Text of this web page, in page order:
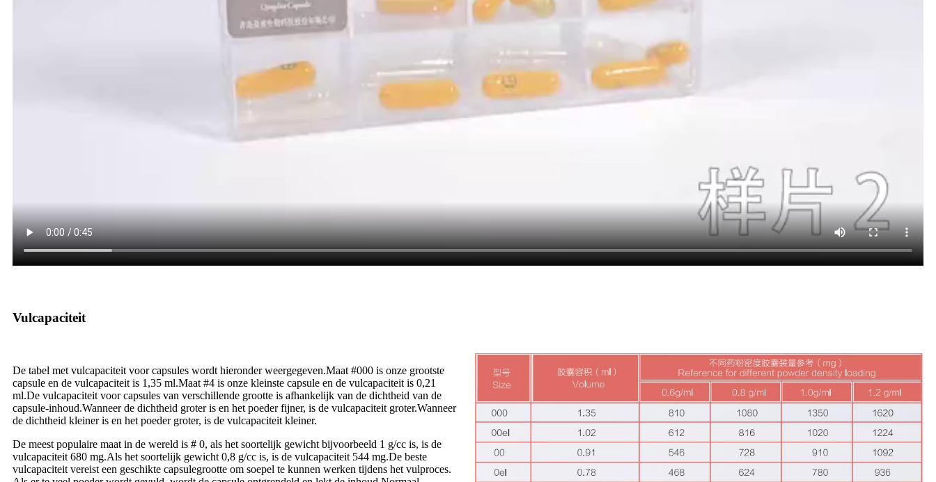
Vulcapaciteit
De tabel met vulcapaciteit voor capsules wordt hieronder weergegeven.Maat #000 is onze grootste
capsule en de vulcapaciteit is 1,35 ml.Maat #4 is onze kleinste capsule en de vulcapaciteit is 0,21
ml.De vulcapaciteit voor capsules van verschillende grootte is afhankelijk van de dichtheid van de
capsule-inhoud.Wanneer de dichtheid groter is en het poeder fijner, is de vulcapaciteit groter.Wanneer
de dichtheid kleiner is en het poeder groter, is de vulcapaciteit kleiner.
De meest populaire maat in de wereld is # 0, als het soortelijk gewicht bijvoorbeeld 1 g/cc is, is de
vulcapaciteit 680 mg.Als het soortelijk gewicht 0,8 g/cc is, is de vulcapaciteit 544 mg.De beste
vulcapaciteit vereist een geschikte capsulegrootte om soepel te kunnen werken tijdens het vulproces.